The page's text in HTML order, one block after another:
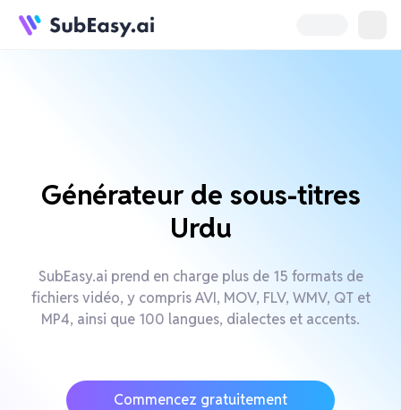
Générateur de sous-titres
Urdu
SubEasy.ai prend en charge plus de 15 formats de
fichiers vidéo, y compris AVI, MOV, FLV, WMV, QT et
MP4, ainsi que 100 langues, dialectes et accents.
Commencez gratuitement